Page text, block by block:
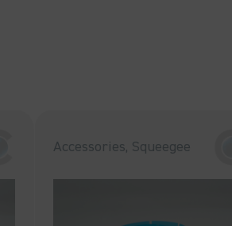
Accessories, Squeegee